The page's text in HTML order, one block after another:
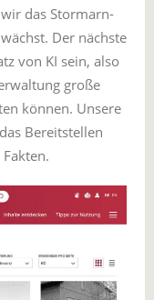
das Stormarn-
Der nächste
von KI sein, also
große
können. Unsere
Bereitstellen